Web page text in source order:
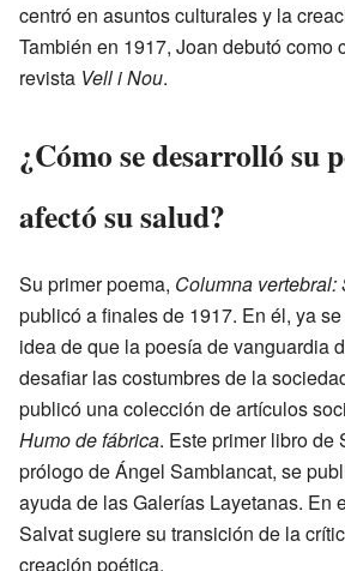
centró en asuntos culturales y la
También en 1917, Joan debutó como
revista Vell i Nou.
¿Cómo se desarrolló su
afectó su salud?
Su primer poema, Columna vertebral:
publicó a finales de 1917. En él, ya
idea de que la poesía de vanguardia
desafiar las costumbres de la
publicó una colección de artículos
Humo de fábrica. Este primer libro de
prólogo de Ángel Samblancat, se
ayuda de las Galerías Layetanas. En
Salvat sugiere su transición de la
creación poética.